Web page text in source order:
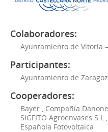
Colaboradores:
Ayuntamiento de Vitoria
Participantes:
Ayuntamiento de
Cooperadores:
Bayer , Compañía Danone
SIGFITO Agroenvases S.L ,
Española Fotovoltaica